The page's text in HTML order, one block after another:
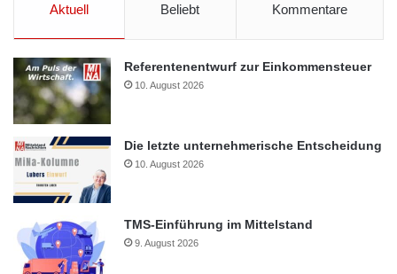
Aktuell Beliebt Kommentare
Referentenentwurf zur Einkommensteuer
10. August 2026
Die letzte unternehmerische Entscheidung
10. August 2026
TMS-Einführung im Mittelstand
9. August 2026